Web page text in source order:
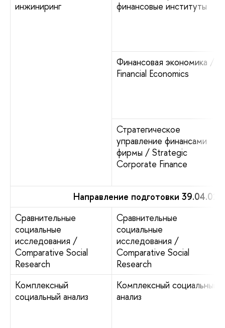
инжиниринг
финансовые институты
Финансовая экономика /
Financial Economics
Стратегическое
управление финансами
фирмы / Strategic
Corporate Finance
Направление подготовки 39.04.01
Сравнительные
социальные
исследования /
Comparative Social
Research
Сравнительные
социальные
исследования /
Comparative Social
Research
Комплексный
социальный анализ
Комплексный социальный
анализ